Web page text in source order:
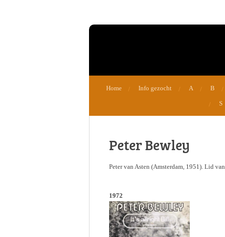
Home Info gezocht A B
S
Peter Bewley
Peter van Asten (Amsterdam, 1951). Lid van
1972